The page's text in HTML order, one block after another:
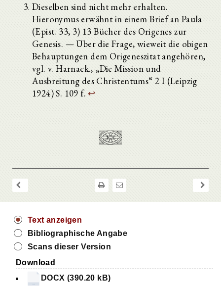
Dieselben sind nicht mehr erhalten.
Hieronymus erwähnt in einem Brief an Paula
(Epist. 33, 3) 13 Bücher des Origenes zur
Genesis. — Über die Frage, wieweit die obigen
Behauptungen dem Origeneszitat angehören,
vgl. v. Harnack., „Die Mission und
Ausbreitung des Christentums“ 2 I (Leipzig
1924) S. 109 f. ↩
Text anzeigen
Bibliographische Angabe
Scans dieser Version
Download
DOCX (390.20 kB)